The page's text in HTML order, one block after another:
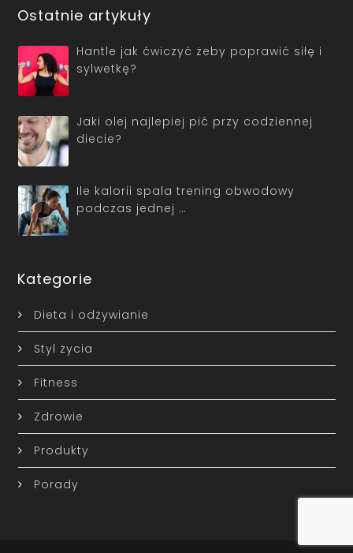
Ostatnie artykuły
Hantle jak ćwiczyć żeby poprawić siłę i
sylwetkę?
Jaki olej najlepiej pić przy codziennej
diecie?
Ile kalorii spala trening obwodowy
podczas jednej …
Kategorie
Dieta i odżywianie
Styl życia
Fitness
Zdrowie
Produkty
Porady